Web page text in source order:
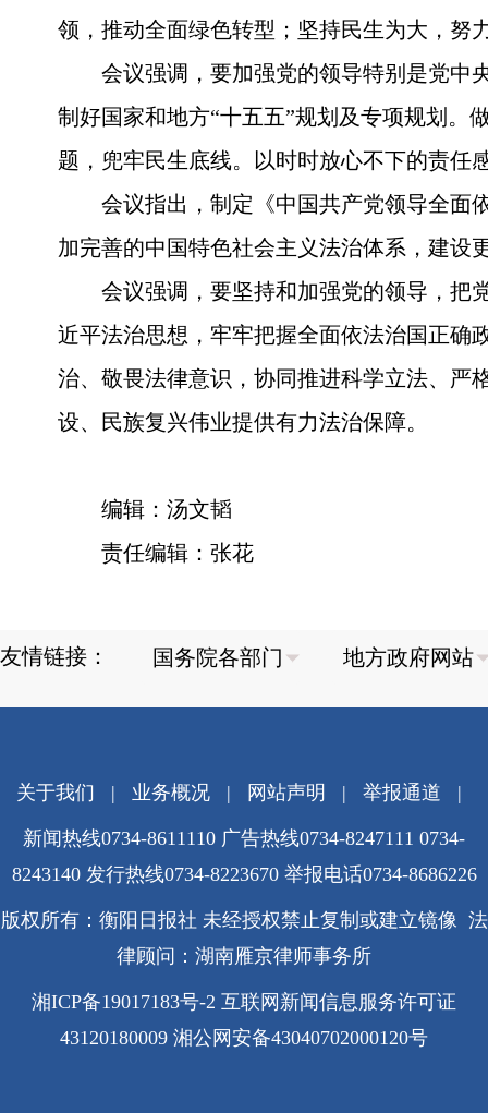
领，推动全面绿色转型；坚持民生为大，努
会议强调，要加强党的领导特别是党中
制好国家和地方“十五五”规划及专项规划。
题，兜牢民生底线。以时时放心不下的责任
会议指出，制定《中国共产党领导全面
加完善的中国特色社会主义法治体系，建设
会议强调，要坚持和加强党的领导，把
近平法治思想，牢牢把握全面依法治国正确
治、敬畏法律意识，协同推进科学立法、严
设、民族复兴伟业提供有力法治保障。
编辑：汤文韬
责任编辑：张花
友情链接：
关于我们 | 业务概况| 网站声明 | 举报通道 |
新闻热线0734-8611110 广告热线0734-8247111 0734-
8243140 发行热线0734-8223670 举报电话0734-8686226
版权所有：衡阳日报社 未经授权禁止复制或建立镜像 法
律顾问：湖南雁京律师事务所
湘ICP备19017183号-2 互联网新闻信息服务许可证
43120180009 湘公网安备43040702000120号